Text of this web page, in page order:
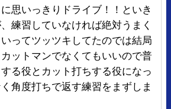
思いっきりドライブ！！といき
練習していなければ絶対うまく
ってツッツキしてたのでは結局
ットマンでなくてもいいので普
る役とカット打ちする役になっ
角度打ちで返す練習をまずしま